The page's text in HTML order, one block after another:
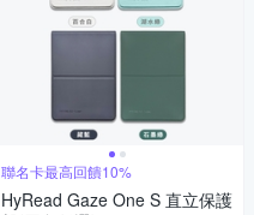
聯名卡最高回饋10%
HyRead Gaze One S 直立保護